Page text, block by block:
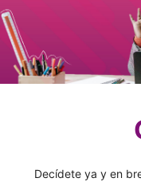
Decídete ya y en